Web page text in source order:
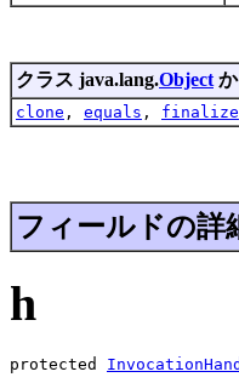
クラス java.lang.Object
clone , equals , finalize
フィールドの詳
h
protected